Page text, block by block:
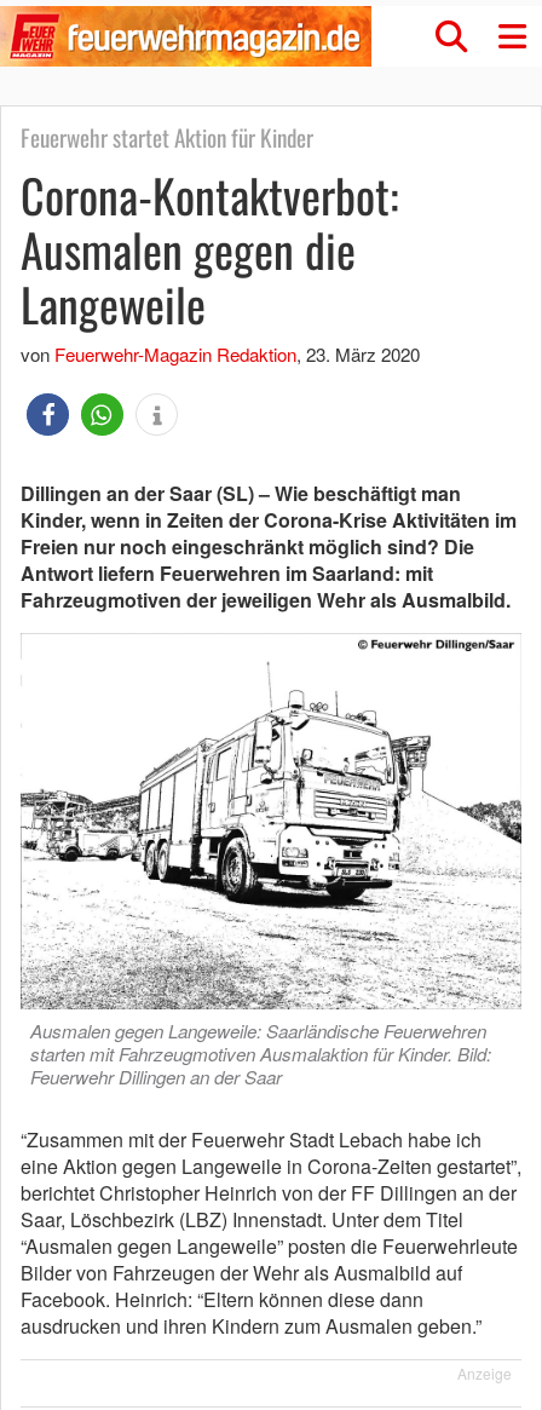
Feuerwehr startet Aktion für Kinder
Corona-Kontaktverbot:
Ausmalen gegen die
Langeweile
von Feuerwehr-Magazin Redaktion, 23. März 2020
Dillingen an der Saar (SL) – Wie beschäftigt man
Kinder, wenn in Zeiten der Corona-Krise Aktivitäten im
Freien nur noch eingeschränkt möglich sind? Die
Antwort liefern Feuerwehren im Saarland: mit
Fahrzeugmotiven der jeweiligen Wehr als Ausmalbild.
Ausmalen gegen Langeweile: Saarländische Feuerwehren
starten mit Fahrzeugmotiven Ausmalaktion für Kinder. Bild:
Feuerwehr Dillingen an der Saar
“Zusammen mit der Feuerwehr Stadt Lebach habe ich
eine Aktion gegen Langeweile in Corona-Zeiten gestartet”,
berichtet Christopher Heinrich von der FF Dillingen an der
Saar, Löschbezirk (LBZ) Innenstadt. Unter dem Titel
“Ausmalen gegen Langeweile” posten die Feuerwehrleute
Bilder von Fahrzeugen der Wehr als Ausmalbild auf
Facebook. Heinrich: “Eltern können diese dann
ausdrucken und ihren Kindern zum Ausmalen geben.”
Anzeige